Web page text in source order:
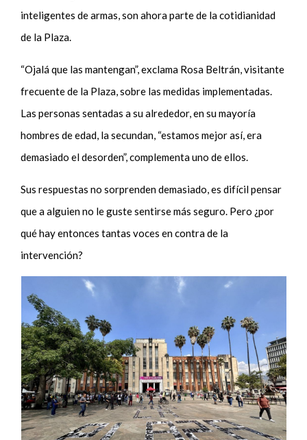
inteligentes de armas, son ahora parte de la cotidianidad
de la Plaza.
“Ojalá que las mantengan”, exclama Rosa Beltrán, visitante
frecuente de la Plaza, sobre las medidas implementadas.
Las personas sentadas a su alrededor, en su mayoría
hombres de edad, la secundan, “estamos mejor así, era
demasiado el desorden”, complementa uno de ellos.
Sus respuestas no sorprenden demasiado, es difícil pensar
que a alguien no le guste sentirse más seguro. Pero ¿por
qué hay entonces tantas voces en contra de la
intervención?